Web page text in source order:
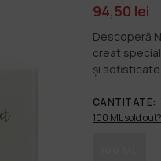
94,50 lei
Descoperă
creat
și
CANTITATE:
100 ML sold out?